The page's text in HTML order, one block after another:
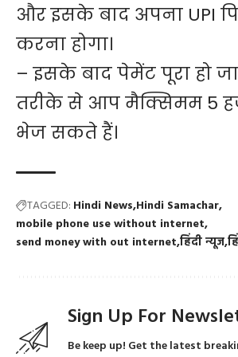
और इसके बाद अपना UPI
करना होगा।
– इसके बाद पेमेंट पूरा हो
तरीके से आप मैक्सिमम 5
भेज सकते हैं।
TAGGED: Hindi News Hindi Samachar
mobile phone use without internet
send money with out internet हिंदी न्यूज
Sign Up For
Be keep up! Get the latest